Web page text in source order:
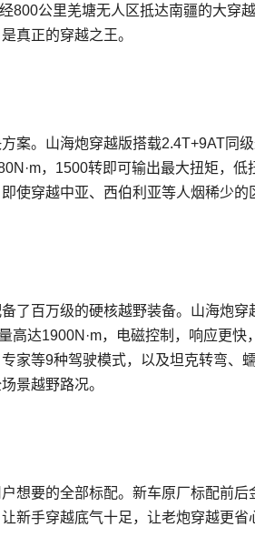
800公里羌塘无人区抵达南疆的大穿
真正的穿越之王。
案。山海炮穿越版搭载2.4T+9AT同
，1500转即可输出最大扭矩，
使穿越中亚、西伯利亚等人烟稀少的
了百万级的硬核越野装备。山海炮
高达1900N·m，电磁控制，响应更快
家等9种驾驶模式，以及坦克转弯、
景越野路况。
想要的全部标配。新车原厂标配前
新手穿越底气十足，让老炮穿越更省